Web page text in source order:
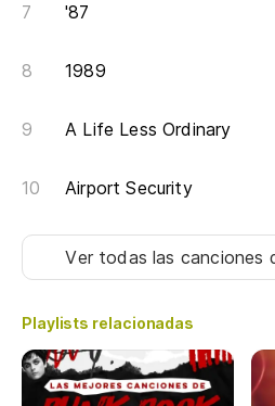
'87
1989
A Life Less Ordinary
Airport Security
Ver todas las canciones
Playlists relacionadas